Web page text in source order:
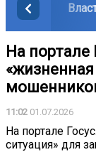
На портале
11:02 01.07.2026
На портале
ситуация» для